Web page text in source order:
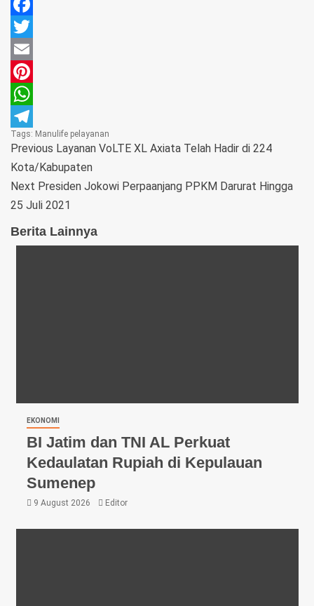
Facebook
Twitter
Email
Pinterest
WhatsApp
Telegram
Tags: Manulife pelayanan
Previous Layanan VoLTE XL Axiata Telah Hadir di 224
Kota/Kabupaten
Next Presiden Jokowi Perpaanjang PPKM Darurat Hingga
25 Juli 2021
Berita Lainnya
EKONOMI
BI Jatim dan TNI AL Perkuat
Kedaulatan Rupiah di Kepulauan
Sumenep
9 August 2026 Editor